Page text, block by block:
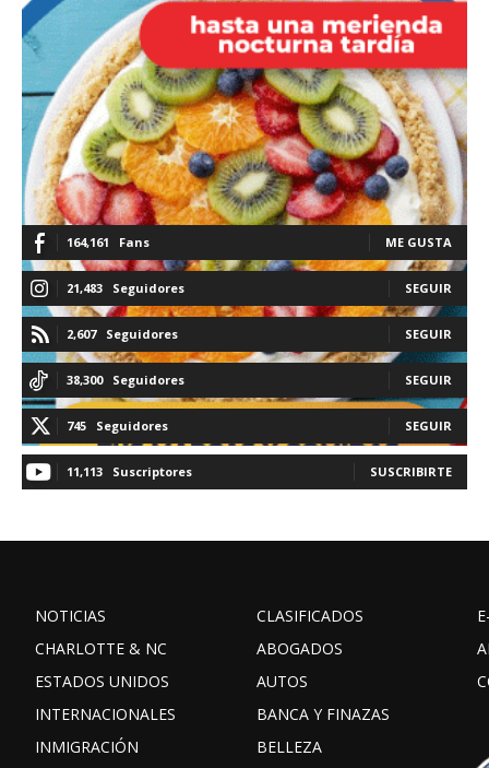
164,161 Fans ME GUSTA
21,483 Seguidores SEGUIR
2,607 Seguidores SEGUIR
38,300 Seguidores SEGUIR
745 Seguidores SEGUIR
11,113 Suscriptores SUSCRIBIRTE
NOTICIAS
CHARLOTTE & NC
ESTADOS UNIDOS
INTERNACIONALES
INMIGRACIÓN
CLASIFICADOS
ABOGADOS
AUTOS
BANCA Y FINAZAS
BELLEZA